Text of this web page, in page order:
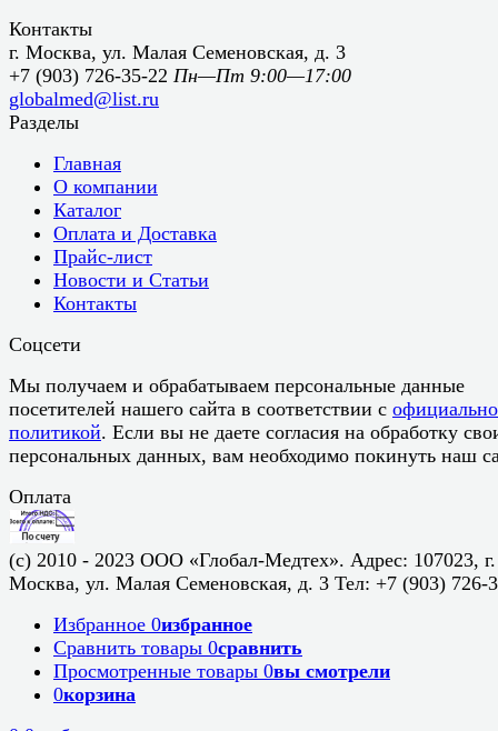
Контакты
г. Москва, ул. Малая Семеновская, д. 3
+7 (903) 726-35-22 Пн—Пт 9:00—17:00
globalmed@list.ru
Разделы
Главная
О компании
Каталог
Оплата и Доставка
Прайс-лист
Новости и Статьи
Контакты
Соцсети
Мы получаем и обрабатываем персональные данные
посетителей нашего сайта в соответствии с
политикой. Если вы не даете согласия на обработку
персональных данных, вам необходимо покинуть наш
Оплата
(c) 2010 - 2023 ООО «Глобал-Медтех». Адрес: 107023, г.
Москва, ул. Малая Семеновская, д. 3 Тел: +7 (903) 726-
Избранное 0избранное
Сравнить товары 0сравнить
Просмотренные товары 0вы смотрели
0корзина